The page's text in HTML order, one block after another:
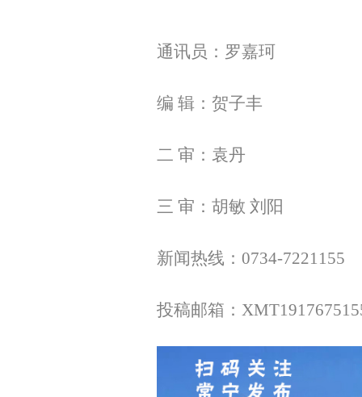
通讯员：罗嘉珂
编 辑：贺子丰
二 审：袁丹
三 审：胡敏 刘阳
新闻热线：0734-7221155
投稿邮箱：